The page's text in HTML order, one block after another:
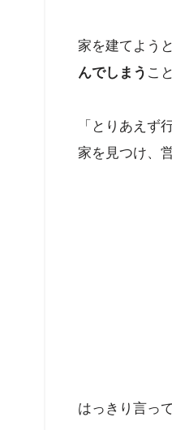
家を建てよう
んでしまう こ
「とりあえず
家を見つけ、
はっきり言っ